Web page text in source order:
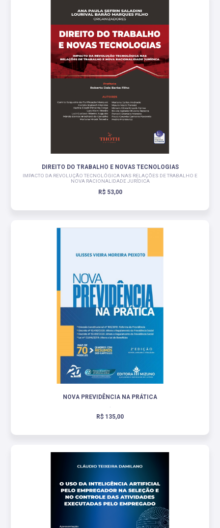
DIREITO DO TRABALHO E NOVAS TECNOLOGIAS
IMPACTO DA REVOLUÇÃO TECNOLÓGICA NAS RELAÇÕES DE TRABALHO E
NOVA RACIONALIDADE JURÍDICA
R$ 53,00
NOVA PREVIDÊNCIA NA PRÁTICA
R$ 135,00